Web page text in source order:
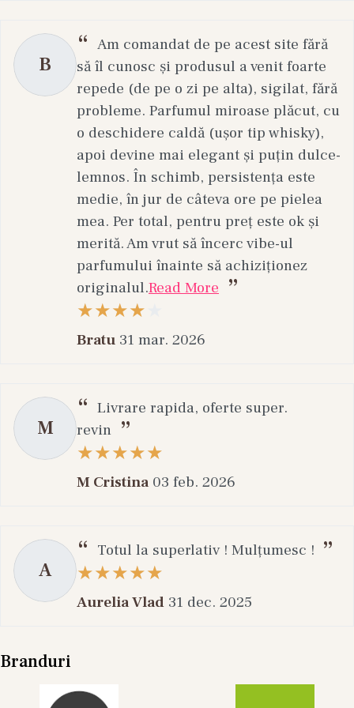
B
Am comandat de pe acest site fără
să îl cunosc și produsul a venit foarte
repede (de pe o zi pe alta), sigilat, fără
probleme. Parfumul miroase plăcut, cu
o deschidere caldă (ușor tip whisky),
apoi devine mai elegant și puțin dulce-
lemnos. În schimb, persistența este
medie, în jur de câteva ore pe pielea
mea. Per total, pentru preț este ok și
merită. Am vrut să încerc vibe-ul
parfumului înainte să achiziționez
originalul.Read More
Bratu 31 mar. 2026
M
Livrare rapida, oferte super.
revin
M Cristina 03 feb. 2026
A
Totul la superlativ ! Mulțumesc !
Aurelia Vlad 31 dec. 2025
Branduri